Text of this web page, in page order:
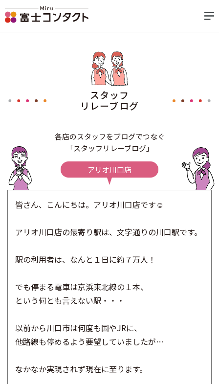
スタッフ
リレーブログ
各店のスタッフをブログでつなぐ
「スタッフリレーブログ」
アリオ川口店
皆さん、こんにちは。アリオ川口店です☺
アリオ川口店の最寄り駅は、 文字通りの川口駅です。
駅の利用者は、なんと１日に約７万人！
でも停まる電車は京浜東北線の１本、
という何とも言えない駅・・・
以前から川口市は何度も国やJRに、
他路線も停めるよう要望していましたが…
なかなか実現されず現在に至ります。